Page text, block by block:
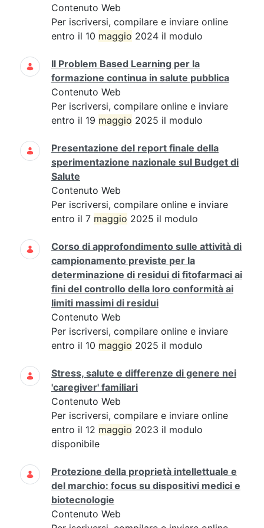
Contenuto Web
Per iscriversi, compilare e inviare online
entro il 10 maggio 2024 il modulo
Il Problem Based Learning per la
formazione continua in salute pubblica
Contenuto Web
Per iscriversi, compilare online e inviare
entro il 19 maggio 2025 il modulo
Presentazione del report finale della
sperimentazione nazionale sul Budget di
Salute
Contenuto Web
Per iscriversi, compilare online e inviare
entro il 7 maggio 2025 il modulo
Corso di approfondimento sulle attività di
campionamento previste per la
determinazione di residui di fitofarmaci ai
fini del controllo della loro conformità ai
limiti massimi di residui
Contenuto Web
Per iscriversi, compilare online e inviare
entro il 10 maggio 2025 il modulo
Stress, salute e differenze di genere nei
'caregiver' familiari
Contenuto Web
Per iscriversi, compilare e inviare online
entro il 12 maggio 2023 il modulo
disponibile
Protezione della proprietà intellettuale e
del marchio: focus su dispositivi medici e
biotecnologie
Contenuto Web